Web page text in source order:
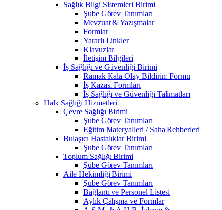
Sağlık Bilgi Sistemleri Birimi
Şube Görev Tanımları
Mevzuat & Yazışmalar
Formlar
Yararlı Linkler
Klavuzlar
İletişim Bilgileri
İş Sağlığı ve Güvenliği Birimi
Ramak Kala Olay Bildirim Formu
İş Kazası Formları
İş Sağlığı ve Güvenliği Talimatları
Halk Sağlığı Hizmetleri
Çevre Sağlığı Birimi
Şube Görev Tanımları
Eğitim Materyalleri / Saha Rehberleri
Bulaşıcı Hastalıklar Birimi
Şube Görev Tanımları
Toplum Sağlığı Birimi
Şube Görev Tanımları
Aile Hekimliği Birimi
Şube Görev Tanımları
Bağlantı ve Personel Listesi
Aylık Çalışma ve Formlar